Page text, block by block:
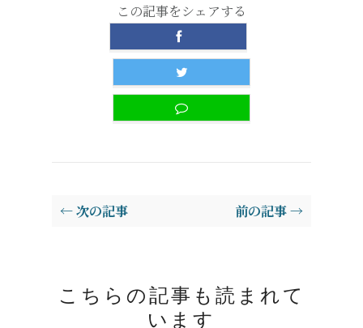
この記事をシェアする
← 次の記事 前の記事 →
こちらの記事も読まれて
います